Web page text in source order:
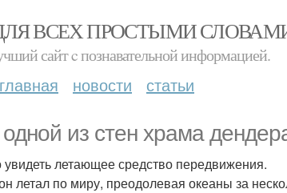
ВСЕХ ПРОСТЫМИ
сайт c познавательной информацией.
главная новости статьи
из стен храма
летающее средство передвижения.
летал по миру, преодолевая океаны за